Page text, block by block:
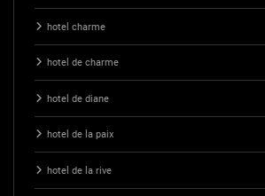
hotel charme
hotel de charme
hotel de diane
hotel de la paix
hotel de la rive